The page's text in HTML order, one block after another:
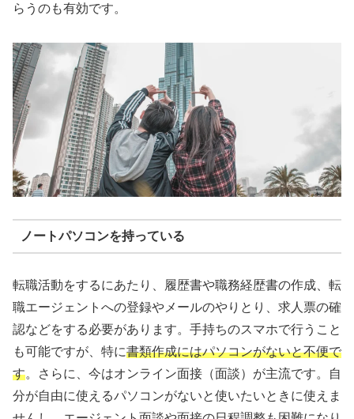
らうのも有効です。
ノートパソコンを持っている
転職活動をするにあたり、履歴書や職務経歴書の作成、転
職エージェントへの登録やメールのやりとり、求人票の確
認などをする必要があります。手持ちのスマホで行うこと
も可能ですが、特に書類作成にはパソコンがないと不便で
す。さらに、今はオンライン面接（面談）が主流です。自
分が自由に使えるパソコンがないと使いたいときに使えま